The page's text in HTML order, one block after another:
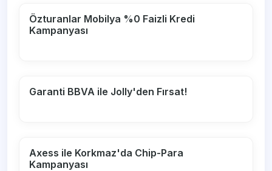
Özturanlar Mobilya %0 Faizli Kredi
Kampanyası
Garanti BBVA ile Jolly'den Fırsat!
Axess ile Korkmaz'da Chip-Para
Kampanyası